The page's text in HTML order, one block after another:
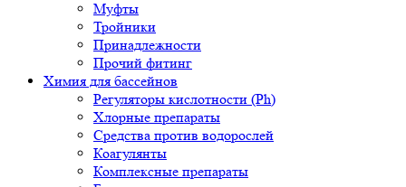
Муфты
Тройники
Принадлежности
Прочий фитинг
Химия для бассейнов
Регуляторы кислотности (Ph)
Хлорные препараты
Средства против водорослей
Коагулянты
Комплексные препараты